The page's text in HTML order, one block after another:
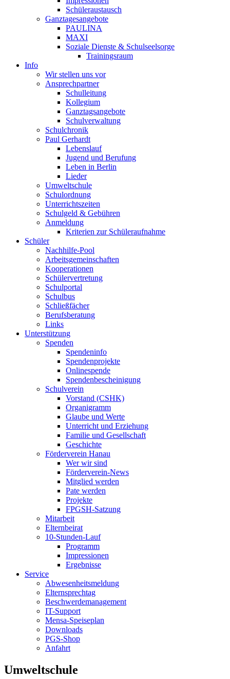
Schüleraustausch
Ganztagesangebote
PAULINA
MAXI
Soziale Dienste & Schulseelsorge
Trainingsraum
Info
Wir stellen uns vor
Ansprechpartner
Schulleitung
Kollegium
Ganztagsangebote
Schulverwaltung
Schulchronik
Paul Gerhardt
Lebenslauf
Jugend und Berufung
Leben in Berlin
Lieder
Umweltschule
Schulordnung
Unterrichtszeiten
Schulgeld & Gebühren
Anmeldung
Kriterien zur Schüleraufnahme
Schüler
Nachhilfe-Pool
Arbeitsgemeinschaften
Kooperationen
Schülervertretung
Schulportal
Schulbus
Schließfächer
Berufsberatung
Links
Unterstützung
Spenden
Spendeninfo
Spendenprojekte
Onlinespende
Spendenbescheinigung
Schulverein
Vorstand (CSHK)
Organigramm
Glaube und Werte
Unterricht und Erziehung
Familie und Gesellschaft
Geschichte
Förderverein Hanau
Wer wir sind
Förderverein-News
Mitglied werden
Pate werden
Projekte
FPGSH-Satzung
Mitarbeit
Elternbeirat
10-Stunden-Lauf
Programm
Impressionen
Ergebnisse
Service
Abwesenheitsmeldung
Elternsprechtag
Beschwerdemanagement
IT-Support
Mensa-Speiseplan
Downloads
PGS-Shop
Anfahrt
Umweltschule